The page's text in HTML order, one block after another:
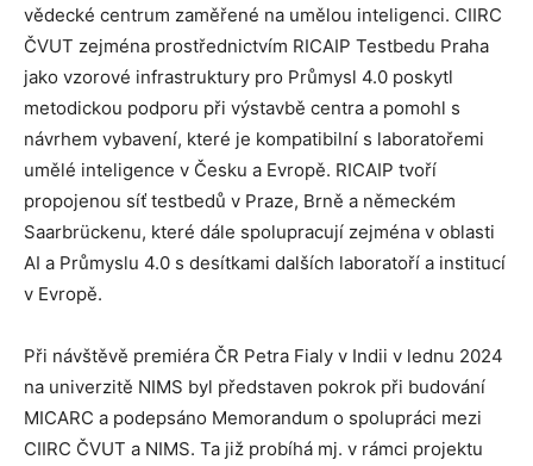
vědecké centrum zaměřené na umělou inteligenci. CIIRC
ČVUT zejména prostřednictvím RICAIP Testbedu Praha
jako vzorové infrastruktury pro Průmysl 4.0 poskytl
metodickou podporu při výstavbě centra a pomohl s
návrhem vybavení, které je kompatibilní s laboratořemi
umělé inteligence v Česku a Evropě. RICAIP tvoří
propojenou síť testbedů v Praze, Brně a německém
Saarbrückenu, které dále spolupracují zejména v oblasti
AI a Průmyslu 4.0 s desítkami dalších laboratoří a institucí
v Evropě.
Při návštěvě premiéra ČR Petra Fialy v Indii v lednu 2024
na univerzitě NIMS byl představen pokrok při budování
MICARC a podepsáno Memorandum o spolupráci mezi
CIIRC ČVUT a NIMS. Ta již probíhá mj. v rámci projektu